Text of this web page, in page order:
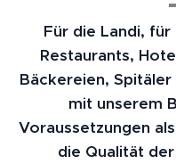
Für die Landi,
Restaurants,
Bäckereien,
mit unserem
Voraussetzungen
die Qualität